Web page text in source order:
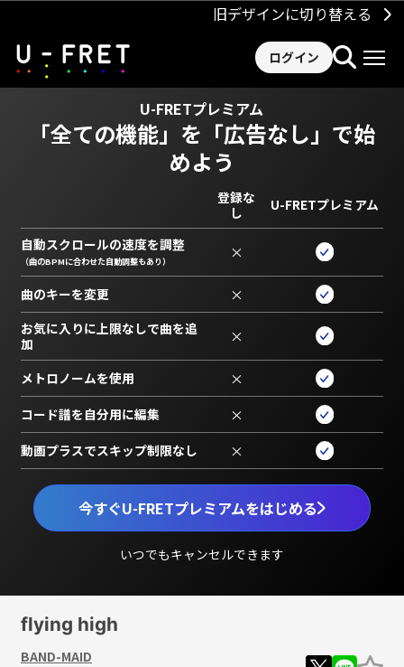
旧デザインに切り替える
ログイン
U-FRETプレミアム
「全ての機能」を 「広告なし」で始
めよう
今すぐU-FRETプレミアムをはじめる
いつでもキャンセルできます
登録な
し
U-FRETプレミアム
自動スクロールの速度を調整
（曲のBPMに合わせた自動調整もあり） ×
曲のキーを変更 ×
お気に入りに上限なしで曲を追
加
×
メトロノームを使用 ×
コード譜を自分用に編集 ×
動画プラスでスキップ制限なし ×
flying high
BAND-MAID